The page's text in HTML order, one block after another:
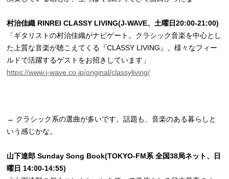
村治佳織 RINREI CLASSY LIVING(J-WAVE、土曜日20:00-21:00)
「ギタリストの村治佳織がナビゲート。クラシック音楽を中心とし
た上質な音楽が聴こえてくる『CLASSY LIVING』。様々なフィー
ルドで活躍するゲストをお招きしています」
https://www.j-wave.co.jp/original/classyliving/
→ クラシック系の選曲が多いです。話題も、音楽のある暮らしと
いう感じかな。
山下達郎 Sunday Song Book(TOKYO-FM系 全国38局ネット、日
曜日 14:00-14:55)